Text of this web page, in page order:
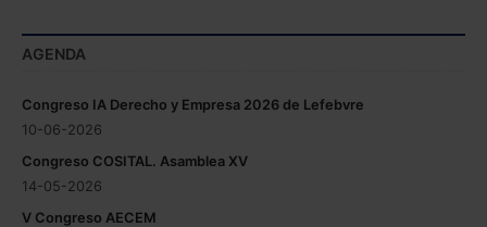
AGENDA
Congreso IA Derecho y Empresa 2026 de Lefebvre
10-06-2026
Congreso COSITAL. Asamblea XV
14-05-2026
V Congreso AECEM